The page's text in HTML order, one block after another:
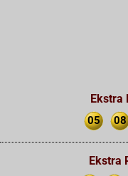
Ekstra
05 08
Ekstra